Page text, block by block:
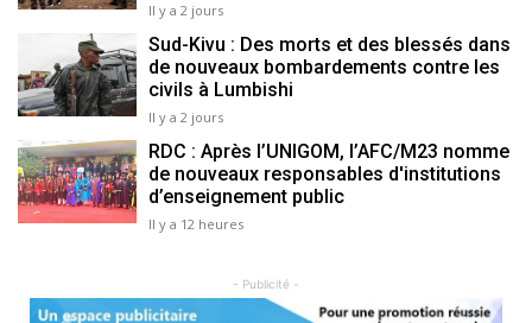
Il y a 2 jours
Sud-Kivu : Des morts et des blessés dans
de nouveaux bombardements contre les
civils à Lumbishi
Il y a 2 jours
RDC : Après l’UNIGOM, l’AFC/M23 nomme
de nouveaux responsables d'institutions
d’enseignement public
Il y a 12 heures
- Publicité -